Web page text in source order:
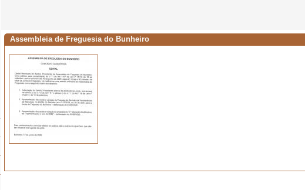
Assembleia de Freguesia do Bunheiro